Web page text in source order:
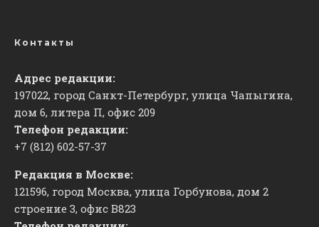
Контакты
Адрес редакции:
197022, город Санкт-Петербург, улица Чапыгина,
дом 6, литера П, офис 209
Телефон редакции:
+7 (812) 602-57-37
Редакция в Москве:
121596, город Москва, улица Горбунова, дом 2
строение 3, офис ​В823